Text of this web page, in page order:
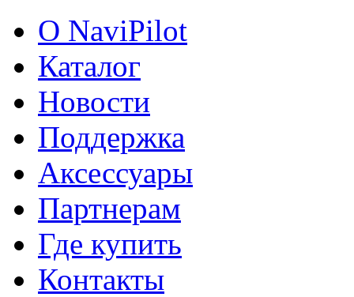
О NaviPilot
Каталог
Новости
Поддержка
Аксессуары
Партнерам
Где купить
Контакты